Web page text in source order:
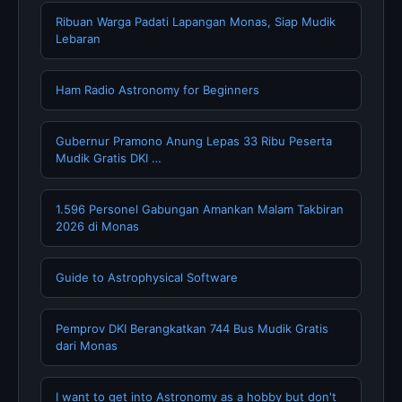
Ribuan Warga Padati Lapangan Monas, Siap Mudik
Lebaran
Ham Radio Astronomy for Beginners
Gubernur Pramono Anung Lepas 33 Ribu Peserta
Mudik Gratis DKI …
1.596 Personel Gabungan Amankan Malam Takbiran
2026 di Monas
Guide to Astrophysical Software
Pemprov DKI Berangkatkan 744 Bus Mudik Gratis
dari Monas
I want to get into Astronomy as a hobby but don't